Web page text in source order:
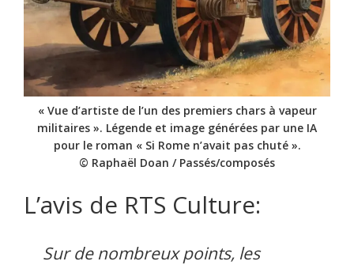
« Vue d’artiste de l’un des premiers chars à vapeur
militaires ». Légende et image générées par une IA
pour le roman « Si Rome n’avait pas chuté ».
© Raphaël Doan / Passés/composés
L’avis de RTS Culture:
Sur de nombreux points, les